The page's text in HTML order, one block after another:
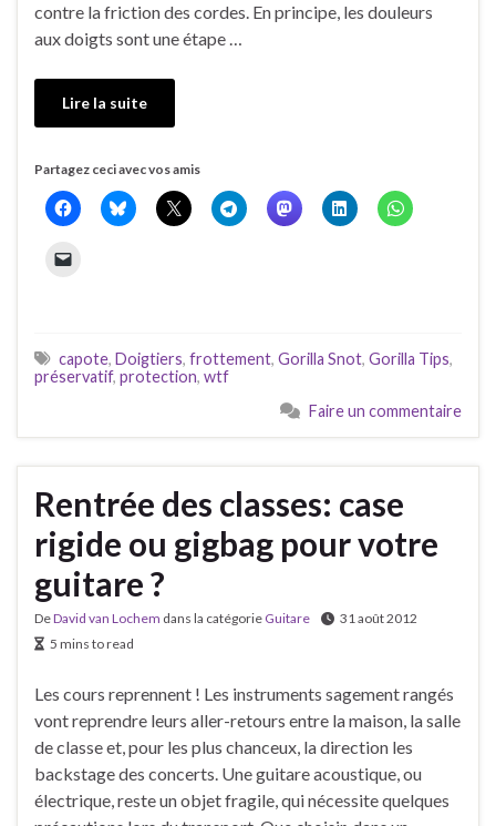
contre la friction des cordes. En principe, les douleurs
aux doigts sont une étape …
Lire la suite
Partagez ceci avec vos amis
capote, Doigtiers, frottement, Gorilla Snot, Gorilla Tips,
préservatif, protection, wtf
Faire un commentaire
Rentrée des classes: case
rigide ou gigbag pour votre
guitare ?
DeDavid van Lochem dans la catégorie Guitare
31 août 2012
5 mins to read
Les cours reprennent ! Les instruments sagement rangés
vont reprendre leurs aller-retours entre la maison, la salle
de classe et, pour les plus chanceux, la direction les
backstage des concerts. Une guitare acoustique, ou
électrique, reste un objet fragile, qui nécessite quelques